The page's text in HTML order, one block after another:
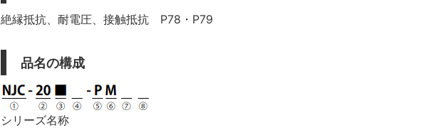
絶縁抵抗、耐電圧、接触抵抗 P78・P79
品名の構成
シリーズ名称